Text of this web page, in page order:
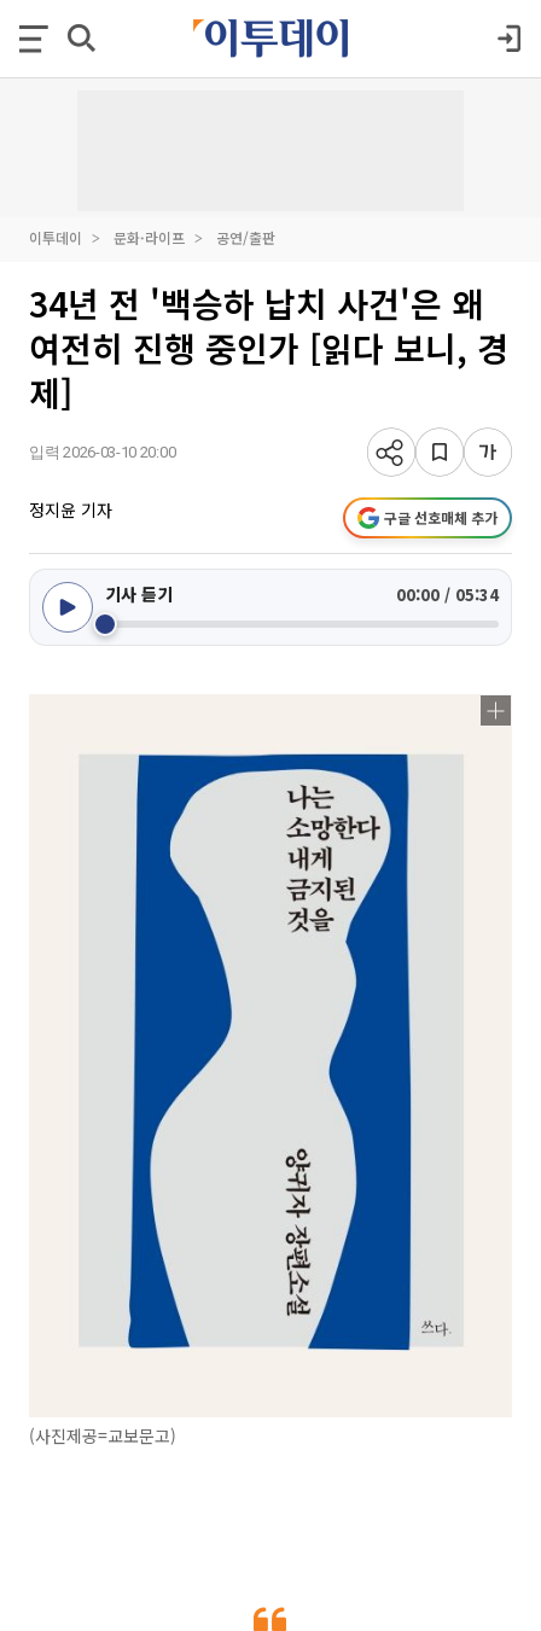
이투데이 문화·라이프 공연/출판
34년 전 '백승하 납치 사건'은 왜
여전히 진행 중인가 [읽다 보니, 경
제]
입력 2026-03-10 20:00
정지윤 기자 구글 선호매체 추가
기사 듣기 00:00 / 05:34
(사진제공=교보문고)